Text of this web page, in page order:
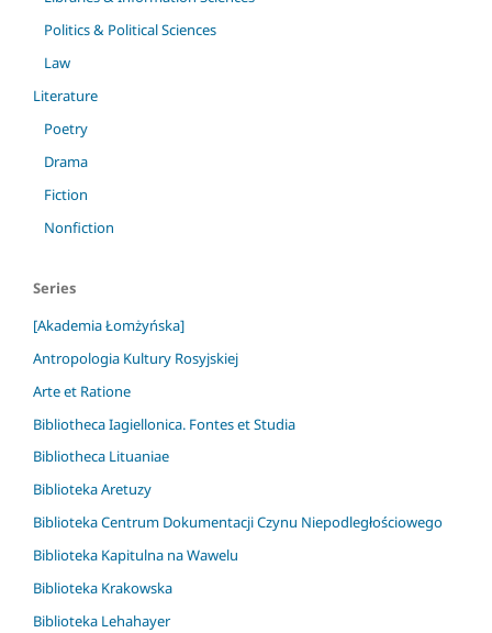
Politics & Political Sciences
Law
Literature
Poetry
Drama
Fiction
Nonfiction
Series
[Akademia Łomżyńska]
Antropologia Kultury Rosyjskiej
Arte et Ratione
Bibliotheca Iagiellonica. Fontes et Studia
Bibliotheca Lituaniae
Biblioteka Aretuzy
Biblioteka Centrum Dokumentacji Czynu Niepodległościowego
Biblioteka Kapitulna na Wawelu
Biblioteka Krakowska
Biblioteka Lehahayer